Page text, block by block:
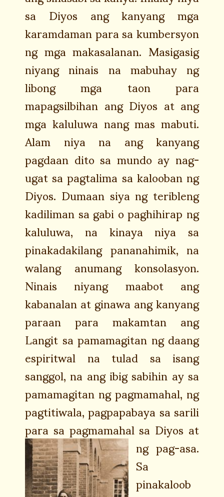
sa Diyos ang kanyang mga
karamdaman para sa kumbersyon
ng mga makasalanan. Masigasig
niyang ninais na mabuhay ng
libong mga taon para
mapagsilbihan ang Diyos at ang
mga kaluluwa nang mas mabuti.
Alam niya na ang kanyang
pagdaan dito sa mundo ay nag-
ugat sa pagtalima sa kalooban ng
Diyos. Dumaan siya ng teribleng
kadiliman sa gabi o paghihirap ng
kaluluwa, na kinaya niya sa
pinakadakilang pananahimik, na
walang anumang konsolasyon.
Ninais niyang maabot ang
kabanalan at ginawa ang kanyang
paraan para makamtan ang
Langit sa pamamagitan ng daang
espiritwal na tulad sa isang
sanggol, na ang ibig sabihin ay sa
pamamagitan ng pagmamahal, ng
pagtitiwala, pagpapabaya sa sarili
para sa pagmamahal sa Diyos at
ng pag-asa.
Sa
pinakaloob